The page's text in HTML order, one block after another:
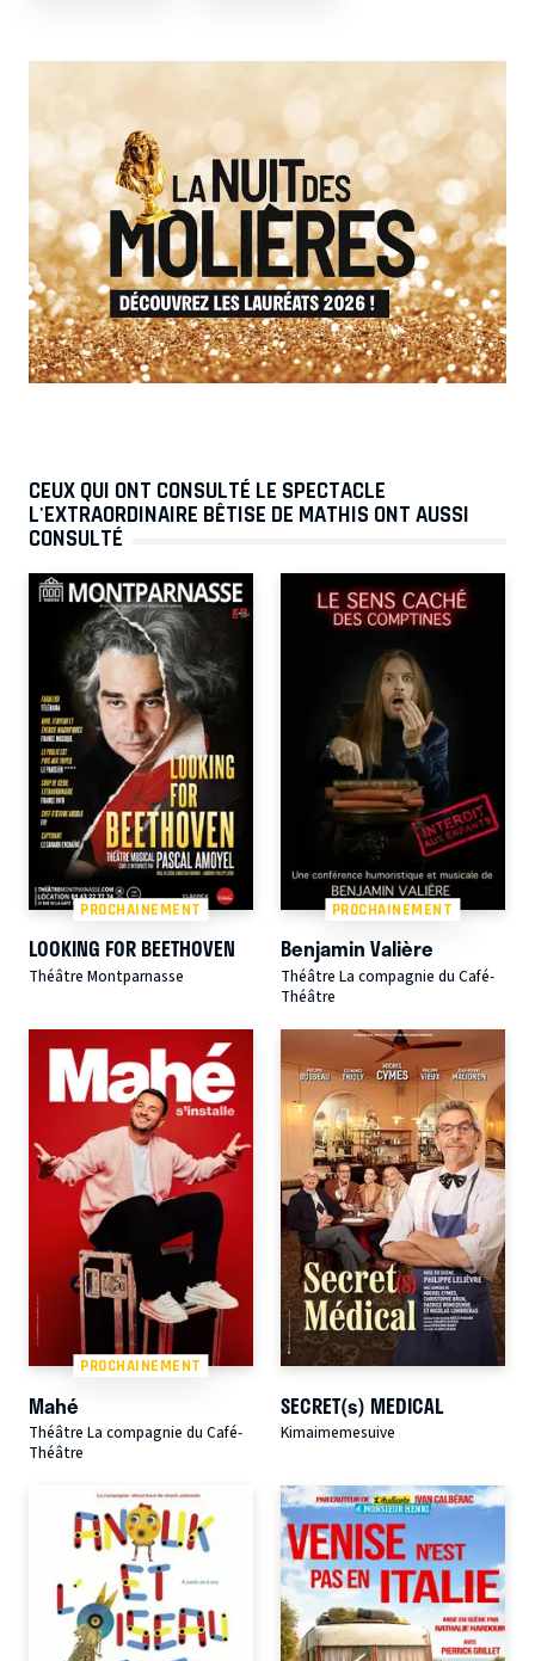
CEUX QUI ONT CONSULTÉ LE SPECTACLE
L'EXTRAORDINAIRE BÊTISE DE MATHIS ONT AUSSI
CONSULTÉ
PROCHAINEMENT
LOOKING FOR BEETHOVEN
Théâtre Montparnasse
PROCHAINEMENT
Benjamin Valière
Théâtre La compagnie du Café-
Théâtre
PROCHAINEMENT
Mahé
Théâtre La compagnie du Café-
Théâtre
SECRET(s) MEDICAL
Kimaimemesuive